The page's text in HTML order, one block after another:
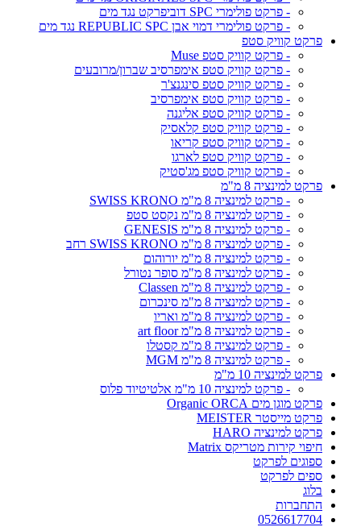
- פרקט פולימרי SPC דוביפרקט נגד מים
- פרקט פולימרי דמוי אבן REPUBLIC SPC נגד מים
פרקט קוויק סטפ
- פרקט קוויק סטפ Muse
- פרקט קוויק סטפ אימפרסיב שברון/מרובעים
- פרקט קוויק סטפ סינגנצ'ר
- פרקט קוויק סטפ אימפרסיב
- פרקט קוויק סטפ אליגנה
- פרקט קוויק סטפ קלאסיק
- פרקט קוויק סטפ קריאו
- פרקט קוויק סטפ לארגו
- פרקט קוויק סטפ מג'סטיק
פרקט למינציה 8 מ"מ
- פרקט למינציה 8 מ"מ SWISS KRONO
- פרקט למינציה 8 מ"מ נקסט סטפ
- פרקט למינציה 8 מ"מ GENESIS
- פרקט למינציה 8 מ"מ SWISS KRONO רחב
- פרקט למינציה 8 מ"מ יורוהום
- פרקט למינציה 8 מ"מ סופר נטורל
- פרקט למינציה 8 מ"מ Classen
- פרקט למינציה 8 מ"מ סינכרום
- פרקט למינציה 8 מ"מ ואריו
- פרקט למינציה 8 מ"מ art floor
- פרקט למינציה 8 מ"מ קסטלו
- פרקט למינציה 8 מ"מ MGM
פרקט למינציה 10 מ"מ
- פרקט למינציה 10 מ"מ אלטיטיוד פלוס
פרקט מוגן מים Organic ORCA
פרקט מייסטר MEISTER
פרקט למינציה HARO
חיפוי קירות מטריקס Matrix
ספוגים לפרקט
ספים לפרקט
בלוג
התחברות
0526617704